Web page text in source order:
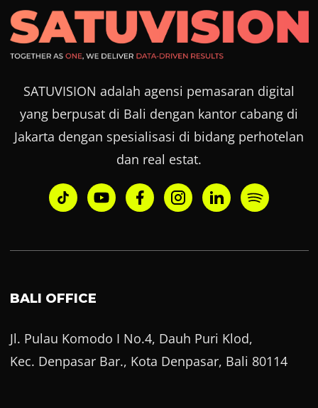
SATUVISION adalah agensi pemasaran digital
yang berpusat di Bali dengan kantor cabang di
Jakarta dengan spesialisasi di bidang perhotelan
dan real estat.
BALI OFFICE
Jl. Pulau Komodo I No.4, Dauh Puri Klod,
Kec. Denpasar Bar., Kota Denpasar, Bali 80114